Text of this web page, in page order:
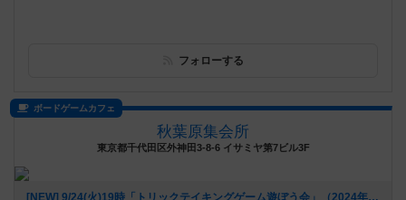
フォローする
ボードゲームカフェ
秋葉原集会所
東京都千代田区外神田3-8-6 イサミヤ第7ビル3F
[NEW] 9/24(火)19時「トリックテイキングゲーム遊ぼう会」（2024年08月26日 17時22分）